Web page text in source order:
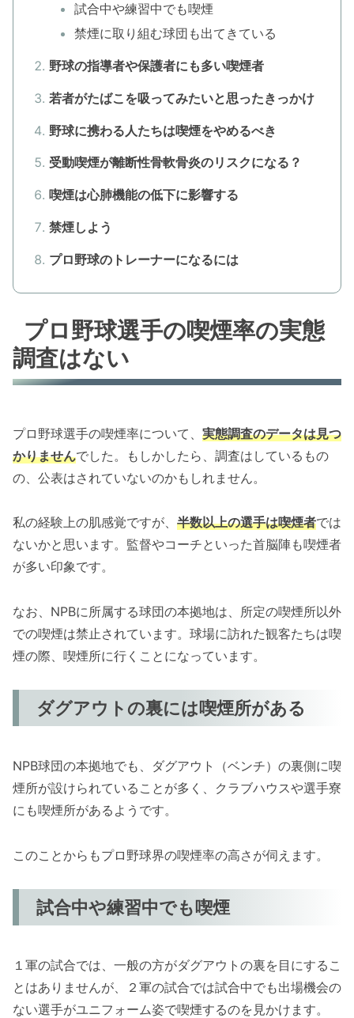
試合中や練習中でも喫煙
禁煙に取り組む球団も出てきている
野球の指導者や保護者にも多い喫煙者
若者がたばこを吸ってみたいと思ったきっかけ
野球に携わる人たちは喫煙をやめるべき
受動喫煙が離断性骨軟骨炎のリスクになる？
喫煙は心肺機能の低下に影響する
禁煙しよう
プロ野球のトレーナーになるには
プロ野球選手の喫煙率の実態
調査はない
プロ野球選手の喫煙率について、 実態調査のデータは見つ
かりませんでした。もしかしたら、調査はしているもの
の、公表はされていないのかもしれません。
私の経験上の肌感覚ですが、 半数以上の選手は喫煙者では
ないかと思います。監督やコーチといった首脳陣も喫煙者
が多い印象です。
なお、NPBに所属する球団の本拠地は、所定の喫煙所以外
での喫煙は禁止されています。球場に訪れた観客たちは喫
煙の際、喫煙所に行くことになっています。
ダグアウトの裏には喫煙所がある
NPB球団の本拠地でも、ダグアウト（ベンチ）の裏側に喫
煙所が設けられていることが多く、クラブハウスや選手寮
にも喫煙所があるようです。
このことからもプロ野球界の喫煙率の高さが伺えます。
試合中や練習中でも喫煙
１軍の試合では、一般の方がダグアウトの裏を目にするこ
とはありませんが、２軍の試合では試合中でも出場機会の
ない選手がユニフォーム姿で喫煙するのを見かけます。